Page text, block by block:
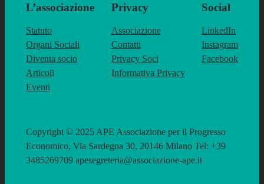
L’associazione
Statuto
Organi Sociali
Diventa socio
Articoli
Eventi
Privacy
Associazione
Contatti
Privacy Soci
Informativa Privacy
Social
LinkedIn
Instagram
Facebook
Copyright © 2025 APE Associazione per il Progresso
Economico, Via Sardegna 30, 20146 Milano Tel: +39
3485269709 apesegreteria@associazione-ape.it